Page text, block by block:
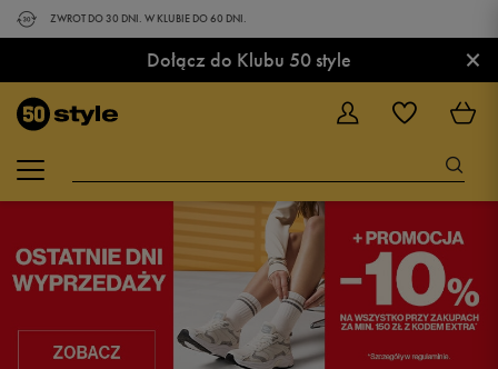
ZWROT DO 30 DNI. W KLUBIE DO 60 DNI.
Dołącz do Klubu 50 style ×